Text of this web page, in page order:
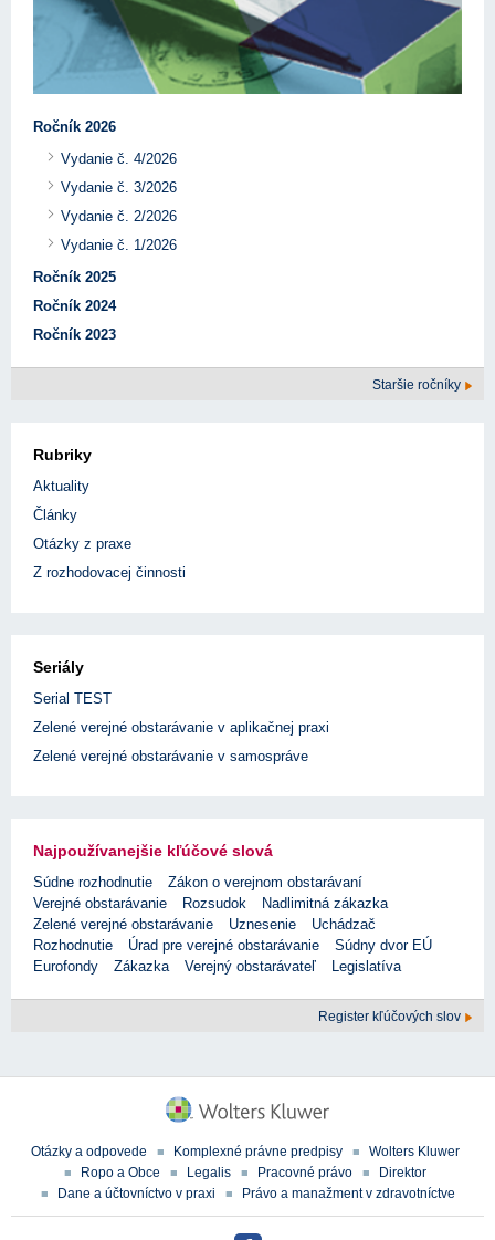
Ročník 2026
Vydanie č. 4/2026
Vydanie č. 3/2026
Vydanie č. 2/2026
Vydanie č. 1/2026
Ročník 2025
Ročník 2024
Ročník 2023
Staršie ročníky
Rubriky
Aktuality
Články
Otázky z praxe
Z rozhodovacej činnosti
Seriály
Serial TEST
Zelené verejné obstarávanie v aplikačnej praxi
Zelené verejné obstarávanie v samospráve
Najpoužívanejšie kľúčové slová
Súdne rozhodnutie
Zákon o verejnom obstarávaní
Verejné obstarávanie
Rozsudok
Nadlimitná zákazka
Zelené verejné obstarávanie
Uznesenie
Uchádzač
Rozhodnutie
Úrad pre verejné obstarávanie
Súdny dvor EÚ
Eurofondy
Zákazka Verejný obstarávateľ Legislatíva
Register kľúčových slov
Otázky a odpovede Komplexné právne predpisy
Wolters Kluwer
Ropo a Obce
Legalis Pracovné právo
Direktor
Dane a účtovníctvo v praxi
Právo a manažment v zdravotníctve